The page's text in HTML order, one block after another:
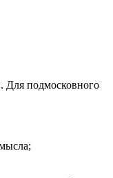
Для подмосковного